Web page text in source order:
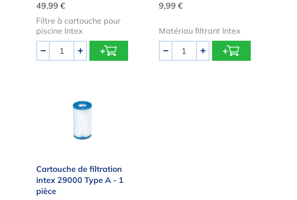
49,99 €
Filtre à cartouche pour
piscine Intex
Quantité
+
9,99 €
Matériau filtrant Intex
Quantité
+
Cartouche de filtration
intex 29000 Type A - 1
pièce